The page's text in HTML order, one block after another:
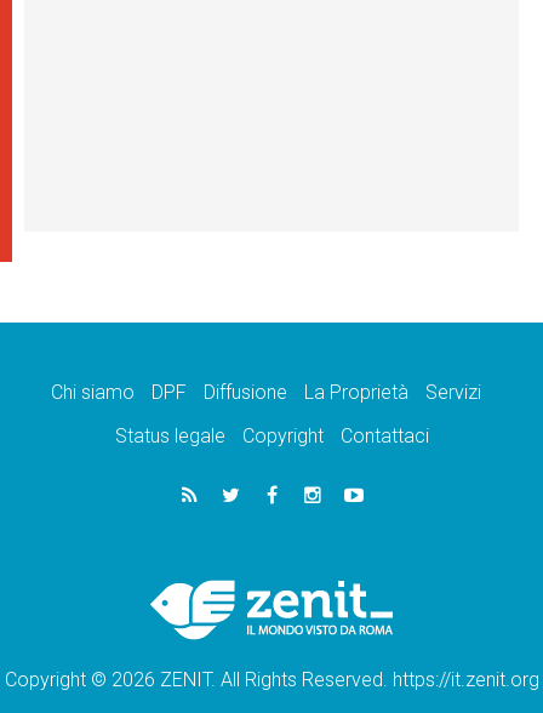
Chi siamo DPF Diffusione La Proprietà
Servizi
Status legale
Copyright Contattaci
Copyright © 2026 ZENIT. All Rights Reserved. https://it.zenit.org